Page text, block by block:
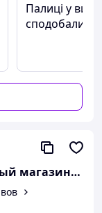
Палиці у
сподобалися!
EAGLE ROCK Официальный магазин бренду